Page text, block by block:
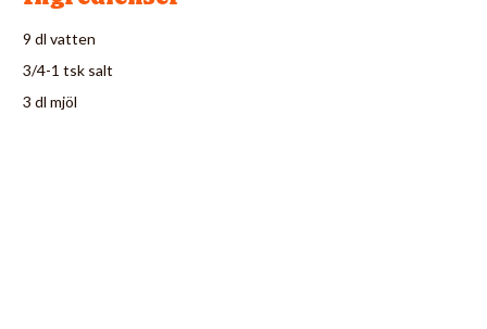
9 dl vatten
3/4-1 tsk salt
3 dl mjöl